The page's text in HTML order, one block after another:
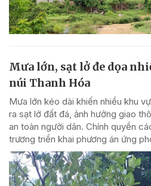
Mưa lớn, sạt lở đe dọa
núi Thanh Hóa
Mưa lớn kéo dài khiến nhiều khu
ra sạt lở đất đá, ảnh hưởng giao
an toàn người dân. Chính quyền
trương triển khai phương án ứng